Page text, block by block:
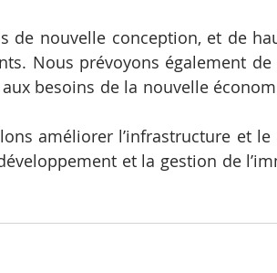
de nouvelle conception, et de
Nous prévoyons également
besoins de la nouvelle
améliorer l’infrastructure et le
et la gestion de